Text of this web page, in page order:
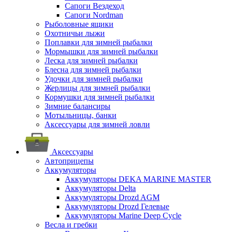
Сапоги Вездеход
Сапоги Nordman
Рыболовные ящики
Охотничьи лыжи
Поплавки для зимней рыбалки
Мормышки для зимней рыбалки
Леска для зимней рыбалки
Блесна для зимней рыбалки
Удочки для зимней рыбалки
Жерлицы для зимней рыбалки
Кормушки для зимней рыбалки
Зимние балансиры
Мотыльницы, банки
Аксессуары для зимней ловли
Аксессуары
Автоприцепы
Аккумуляторы
Аккумуляторы DEKA MARINE MASTER
Аккумуляторы Delta
Аккумуляторы Drozd AGM
Аккумуляторы Drozd Гелевые
Аккумуляторы Marine Deep Cycle
Весла и гребки